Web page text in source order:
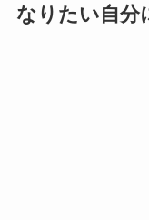
なりたい自分